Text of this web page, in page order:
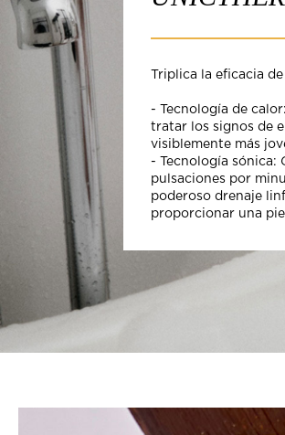
Triplica la eficacia
- Tecnología de
tratar los signos de
visiblemente más
- Tecnología sónica:
pulsaciones por
poderoso drenaje
proporcionar una